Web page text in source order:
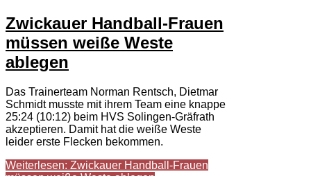
Zwickauer Handball-Frauen
müssen weiße Weste
ablegen
Das Trainerteam Norman Rentsch, Dietmar
Schmidt musste mit ihrem Team eine knappe
25:24 (10:12) beim HVS Solingen-Gräfrath
akzeptieren. Damit hat die weiße Weste
leider erste Flecken bekommen.
Weiterlesen: Zwickauer Handball-Frauen